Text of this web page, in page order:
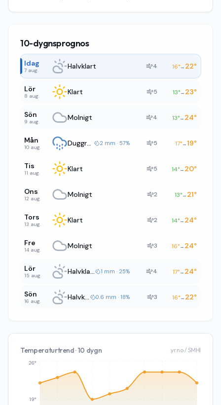
10-dygnsprognos
Idag
7 aug. Halvklart 4 16°→ 22°
Lör
8 aug. Klart 5 13°→ 23°
Sön
9 aug. Molnigt 4 13°→ 24°
Mån
10 aug. Duggregn 2 mm · 57% 5 17°→19°
Tis
11 aug. Klart 5 14°→ 20°
Ons
12 aug. Molnigt 2 13°→ 21°
Tors
13 aug. Klart 2 14°→ 24°
Fre
14 aug. Molnigt 3 16°→ 24°
Lör
15 aug. Halvklart 1 mm · 25% 4 17°→ 24°
Sön
16 aug. Halvklart 0.6 mm · 18% 3 16°→ 22°
Temperaturtrend · 10 dygn yr.no / SMHI
19°
26°